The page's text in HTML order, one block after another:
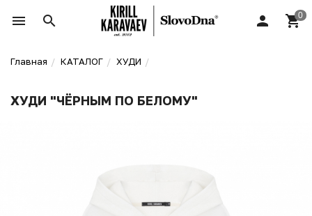
Главная КАТАЛОГ ХУДИ
ХУДИ "ЧЁРНЫМ ПО БЕЛОМУ"